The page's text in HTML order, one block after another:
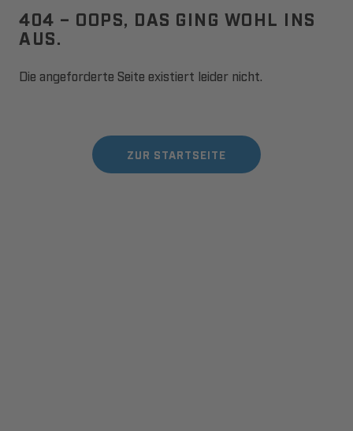
404 – OOPS, DAS GING WOHL INS
AUS.
Die angeforderte Seite existiert leider nicht.
ZUR STARTSEITE